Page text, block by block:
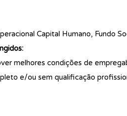
Capital Humano, Fundo
melhores condições de
e/ou sem qualificação